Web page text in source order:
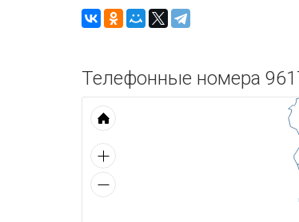
Телефонные номера